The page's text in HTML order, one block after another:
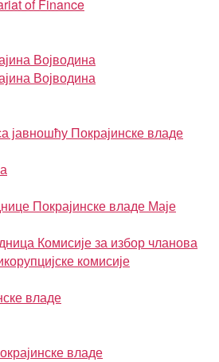
of Finance
Војводина
Војводина
јавношћу Покрајинске владе
Покрајинске владе Маје
Комисије за избор чланова
комисије
владе
владе